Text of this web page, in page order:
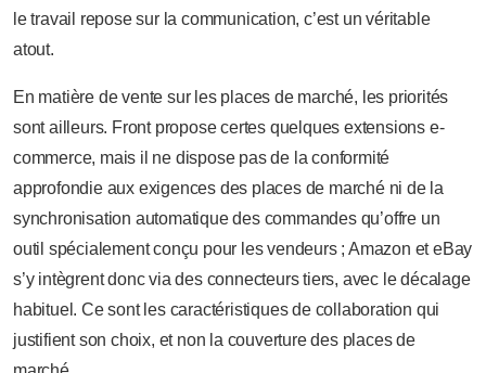
le travail repose sur la communication, c’est un véritable
atout.
En matière de vente sur les places de marché, les priorités
sont ailleurs. Front propose certes quelques extensions e-
commerce, mais il ne dispose pas de la conformité
approfondie aux exigences des places de marché ni de la
synchronisation automatique des commandes qu’offre un
outil spécialement conçu pour les vendeurs ; Amazon et eBay
s’y intègrent donc via des connecteurs tiers, avec le décalage
habituel. Ce sont les caractéristiques de collaboration qui
justifient son choix, et non la couverture des places de